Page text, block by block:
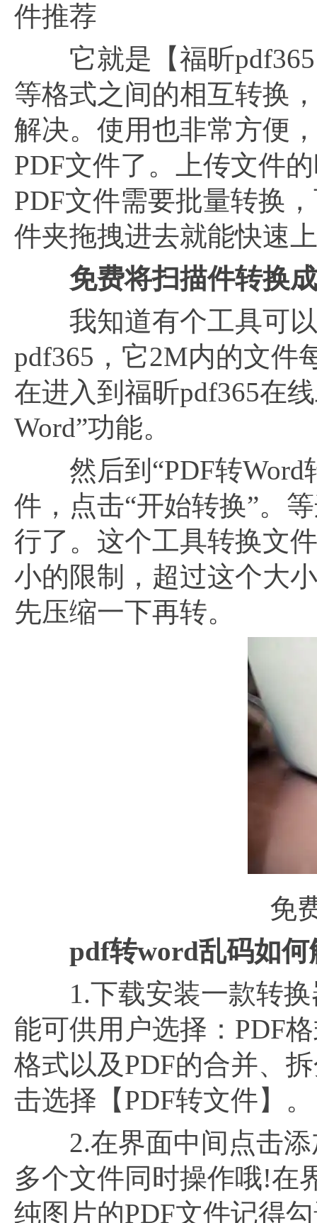
件推荐
它就是【福昕pdf365
等格式之间的相互转换
解决。使用也非常方便
PDF文件了。上传文件
PDF文件需要批量转换
件夹拖拽进去就能快速
免费将扫描件转换成
我知道有个工具可以
pdf365，它2M内的文件
在进入到福昕pdf365在
Word”功能。
然后到“PDF转Word
件，点击“开始转换”。
行了。这个工具转换文
小的限制，超过这个大
先压缩一下再转。
免
pdf转word乱码如何
1.下载安装一款转换
能可供用户选择：PDF
格式以及PDF的合并、
击选择【PDF转文件】。
2.在界面中间点击添
多个文件同时操作哦!在
纯图片的PDF文件记得